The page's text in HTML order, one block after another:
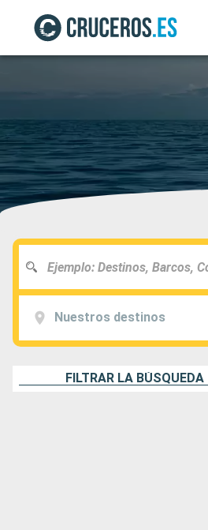
Nuestros destinos
FILTRAR LA BÚSQUEDA